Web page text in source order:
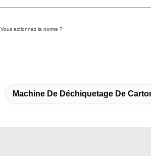
actionnez la norme ?
Machine De Déchiquetage De